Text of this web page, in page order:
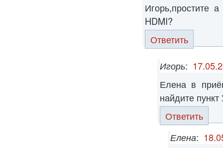
Игорь,простите
HDMI?
Ответить
Игорь:
Елена в
найдите
Ответить
Елена: